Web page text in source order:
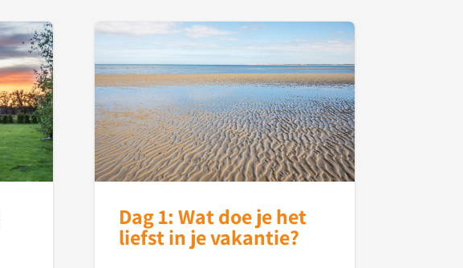
Dag 1: Wat doe je het
liefst in je vakantie?